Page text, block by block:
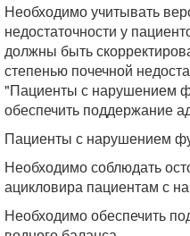
Необходимо учитывать
недостаточности у
должны быть
степенью почечной
"Пациенты с нарушением
обеспечить поддержание
Пациенты с нарушением
Необходимо соблюдать
ацикловира пациентам с
Необходимо обеспечить